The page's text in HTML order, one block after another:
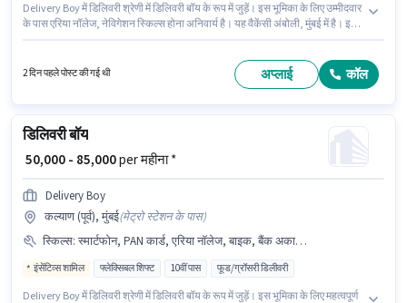
Delivery Boy में डिलिवरी श्रेणी में डिलिवरी बॉय के रूप में जुड़ें। इस भूमिका के लिए उम्मीदवार
के पास एरिया नॉलेज, नेविगेशन स्किल्स होना अनिवार्य है। यह वैकेंसी अंबोली, मुंबई में है। इस
का उपलब्ध होना आवश्यक है।
2 दिन पहले पोस्ट की गई थी अप्लाई कॉल
डिलिवरी बॉय
₹ 50,000 - 85,000per महीना *
Delivery Boy
कल्याण (पूर्व), मुंबई(मेट्रो स्टेशन के पास)
स्किल्स: स्मार्टफोन, PAN कार्ड, एरिया नॉलेज, बाइक, बैंक अकाउंट, आधार कार्ड
इंसेंटिव्स शामिल फ्लेक्सिबल शिफ्ट 10वीं पास फूड/ग्रॉसरी डिलीवरी
Delivery Boy में डिलिवरी श्रेणी में डिलिवरी बॉय के रूप में जुड़ें। इस भूमिका के लिए महत्वपूर्ण